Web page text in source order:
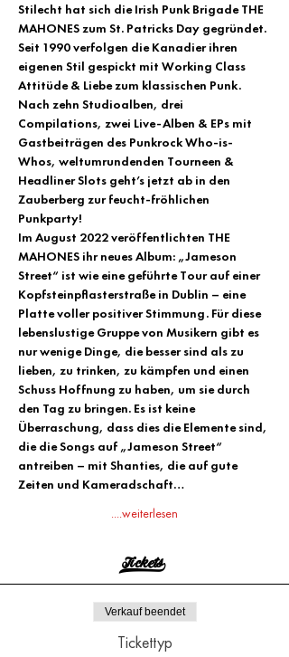
Stilecht hat sich die Irish Punk Brigade THE
MAHONES zum St. Patricks Day gegründet.
Seit 1990 verfolgen die Kanadier ihren
eigenen Stil gespickt mit Working Class
Attitüde & Liebe zum klassischen Punk.
Nach zehn Studioalben, drei
Compilations, zwei Live-Alben & EPs mit
Gastbeiträgen des Punkrock Who-is-
Whos, weltumrundenden Tourneen &
Headliner Slots geht’s jetzt ab in den
Zauberberg zur feucht-fröhlichen
Punkparty!
Im August 2022 veröffentlichten THE
MAHONES ihr neues Album: „Jameson
Street“ ist wie eine geführte Tour auf einer
Kopfsteinpflasterstraße in Dublin – eine
Platte voller positiver Stimmung. Für diese
lebenslustige Gruppe von Musikern gibt es
nur wenige Dinge, die besser sind als zu
lieben, zu trinken, zu kämpfen und einen
Schuss Hoffnung zu haben, um sie durch
den Tag zu bringen. Es ist keine
Überraschung, dass dies die Elemente sind,
die die Songs auf „Jameson Street“
antreiben – mit Shanties, die auf gute
Zeiten und Kameradschaft…
....weiterlesen
Tickets>
Verkauf beendet
Tickettyp